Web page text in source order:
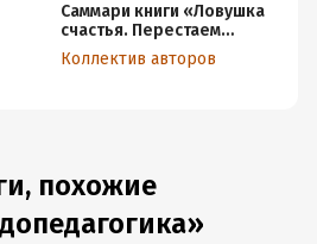
Саммари книги «Ловушка
счастья. Перестаем
переживать – начинаем
жить»
Коллектив авторов
похожие